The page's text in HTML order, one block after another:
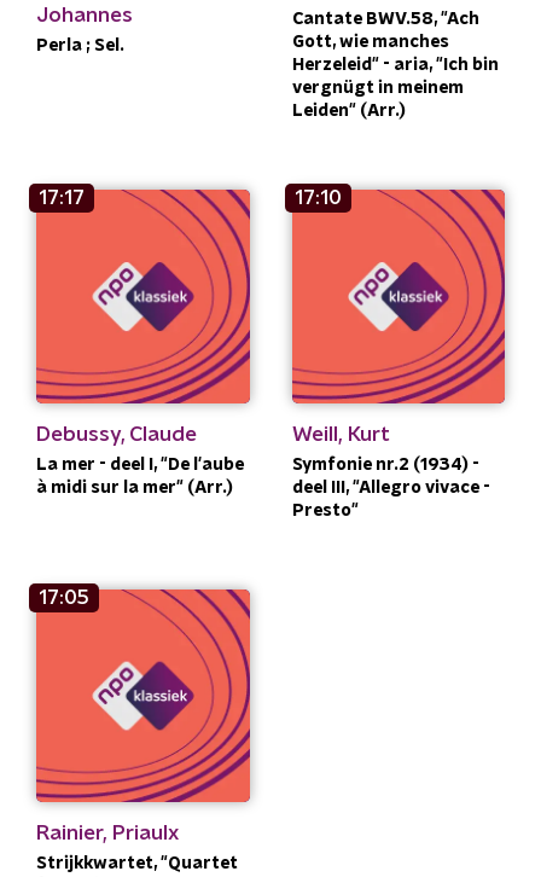
Johannes
Perla ; Sel.
Cantate BWV.58, "Ach
Gott, wie manches
Herzeleid" - aria, "Ich bin
vergnügt in meinem
Leiden" (Arr.)
17:17
Debussy, Claude
La mer - deel I, "De l'aube
à midi sur la mer" (Arr.)
17:10
Weill, Kurt
Symfonie nr.2 (1934) -
deel III, "Allegro vivace -
Presto"
17:05
Rainier, Priaulx
Strijkkwartet, "Quartet